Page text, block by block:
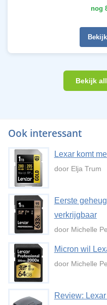
nog
Bekijk
Ook interessant
Lexar komt
door Elja Trum
Eerste
verkrijgbaar
door Michelle
Micron wil
door Michelle
Review: